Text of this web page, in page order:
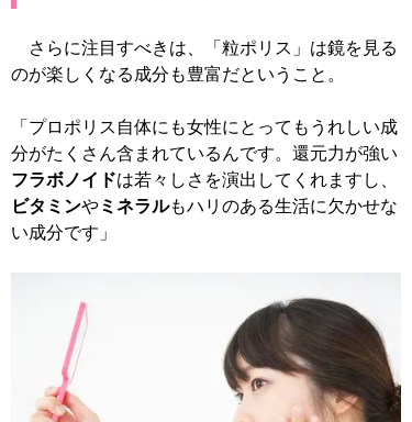
さらに注目すべきは、「粒ポリス」は鏡を見る
のが楽しくなる成分も豊富だということ。
「プロポリス自体にも女性にとってもうれしい成
分がたくさん含まれているんです。還元力が強い
フラボノイドは若々しさを演出してくれますし、
ビタミンやミネラルもハリのある生活に欠かせな
い成分です」